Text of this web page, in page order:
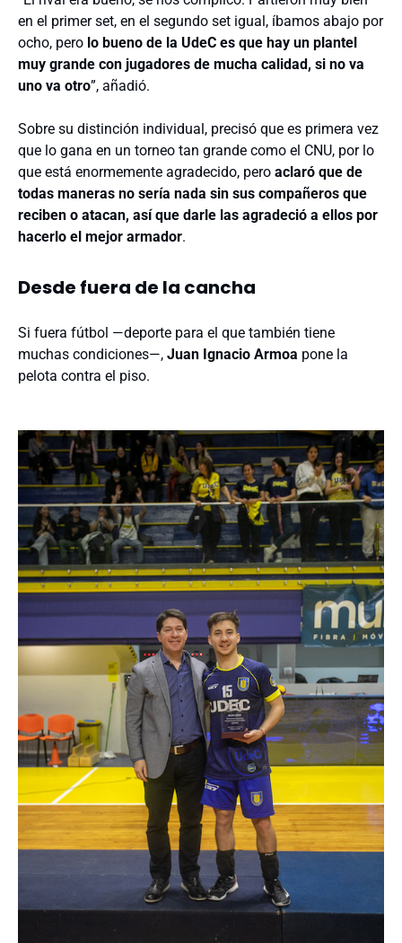
en el primer set, en el segundo set igual, íbamos abajo por
ocho, pero lo bueno de la UdeC es que hay un plantel
muy grande con jugadores de mucha calidad, si no va
uno va otro”, añadió.
Sobre su distinción individual, precisó que es primera vez
que lo gana en un torneo tan grande como el CNU, por lo
que está enormemente agradecido, pero aclaró que de
todas maneras no sería nada sin sus compañeros que
reciben o atacan, así que darle las agradeció a ellos por
hacerlo el mejor armador.
Desde fuera de la cancha
Si fuera fútbol —deporte para el que también tiene
muchas condiciones—, Juan Ignacio Armoa pone la
pelota contra el piso.